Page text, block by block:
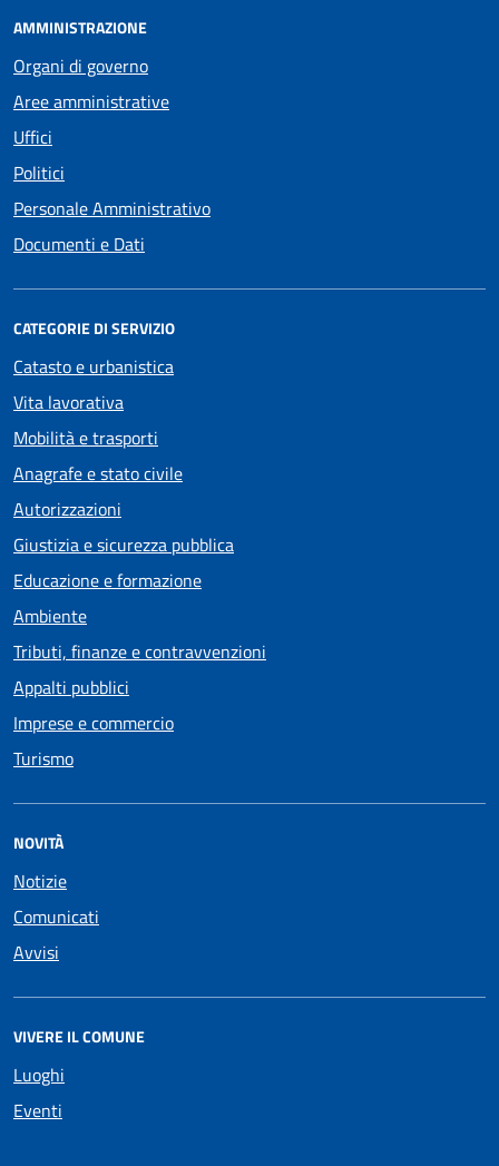
AMMINISTRAZIONE
Organi di governo
Aree amministrative
Uffici
Politici
Personale Amministrativo
Documenti e Dati
CATEGORIE DI SERVIZIO
Catasto e urbanistica
Vita lavorativa
Mobilità e trasporti
Anagrafe e stato civile
Autorizzazioni
Giustizia e sicurezza pubblica
Educazione e formazione
Ambiente
Tributi, finanze e contravvenzioni
Appalti pubblici
Imprese e commercio
Turismo
NOVITÀ
Notizie
Comunicati
Avvisi
VIVERE IL COMUNE
Luoghi
Eventi